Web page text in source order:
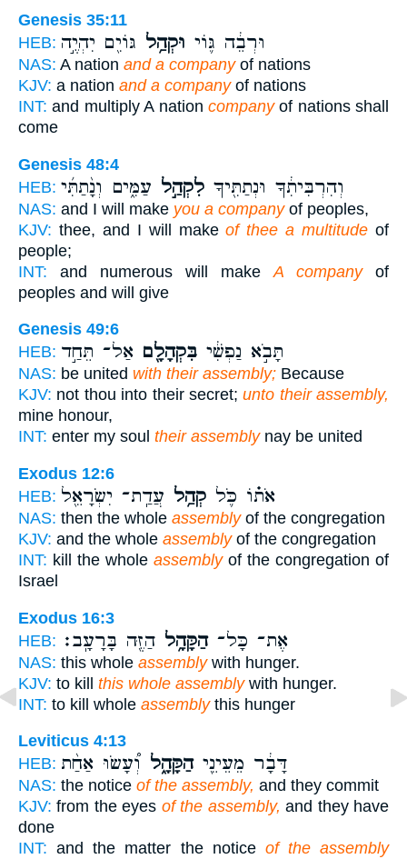
Genesis 35:11
HEB:
וּרְבֵ֔ה גּ֛וֹי וּקְהַ֥ל גּוֹיִ֖ם יִהְיֶ֣ה
NAS: A nation and a companyof nations
KJV: a nation and a companyof nations
INT: and multiply A nation companyof nations shall
come
Genesis 48:4
HEB:
וְהִרְבִּיתִ֔ךָ וּנְתַתִּ֖יךָ לִקְהַ֣ל עַמִּ֑ים וְנָ֨תַתִּ֜י
NAS: and I will make you a companyof peoples,
KJV: thee, and I will makeof thee a multitude of
people;
INT: and numerous will make A companyof
peoples and will give
Genesis 49:6
HEB:
תָּבֹ֣א נַפְשִׁ֔י בִּקְהָלָ֖ם אַל־ תֵּחַ֣ד
NAS: be united with their assembly; Because
KJV: not thou into their secret;unto their assembly,
mine honour,
INT: enter my soul their assemblynay be united
Exodus 12:6
HEB:
אֹת֗וֹ כֹּ֛ל קְהַ֥ל עֲדַֽת־ יִשְׂרָאֵ֖ל
NAS: then the whole assemblyof the congregation
KJV: and the whole assemblyof the congregation
INT: kill the whole assemblyof the congregation of
Israel
Exodus 16:3
HEB:
אֶת־ כָּל־הַקָּהָ֥ל הַזֶּ֖ה בָּרָעָֽב׃
NAS: this whole assemblywith hunger.
KJV: to kill this whole assemblywith hunger.
INT: to kill whole assemblythis hunger
Leviticus 4:13
HEB:
דָּבָ֔ר מֵעֵינֵ֖יהַקָּהָ֑ל וְ֠עָשׂוּ אַחַ֨ת
NAS: the notice of the assembly, and they commit
KJV: from the eyes of the assembly, and they have
done
INT: and the matter the notice of the assembly